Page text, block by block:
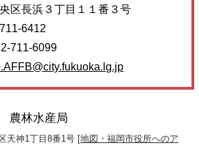
区長浜３丁目１１番３号
6412
711-6099
農林水産局
天神1丁目8番1号 [地図・福岡市役所へのア